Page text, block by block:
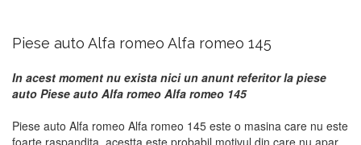
Piese auto Alfa romeo Alfa romeo 145
In acest moment nu exista nici un anunt referitor la piese
auto Piese auto Alfa romeo Alfa romeo 145
Piese auto Alfa romeo Alfa romeo 145 este o masina care nu este
foarte raspandita, acestta este probabil motivul din care nu apar